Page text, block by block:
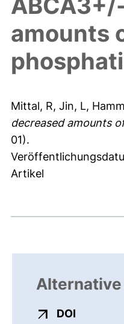
amounts
Mittal, R, Jin, L,
decreased amounts
01).
Artikel
DOI